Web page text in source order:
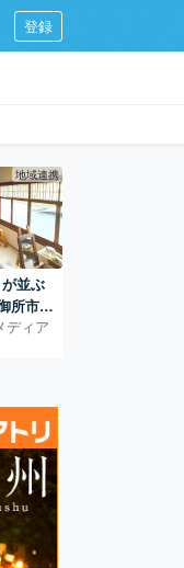
登録
地域連携
並ぶ
所市の
ディア